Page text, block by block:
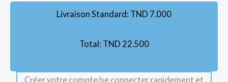
Livraison Standard: TND 7.000
Total: TND 22.500
Créer votre compte/se connecter rapidement et